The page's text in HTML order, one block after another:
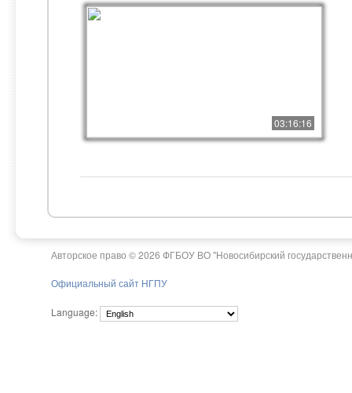
03:16:16
Авторское право © 2026 ФГБОУ ВО "Новосибирский
Официальный сайт НГПУ
Language: